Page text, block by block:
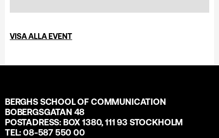
VISA ALLA EVENT
BERGHS SCHOOL OF COMMUNICATION
BOBERGSGATAN 48
POSTADRESS: BOX 1380, 111 93 STOCKHOLM
TEL: 08-587 550 00